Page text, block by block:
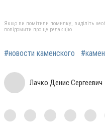
Якщо ви помітили помилку, виділіть
повідомити про це редакцію
#новости каменского
Лачко Денис Сергеевич